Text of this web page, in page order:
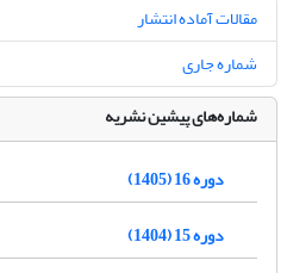
مقالات آماده انتشار
شماره جاری
شماره‌های پیشین نشریه
دوره 16 (1405)
دوره 15 (1404)